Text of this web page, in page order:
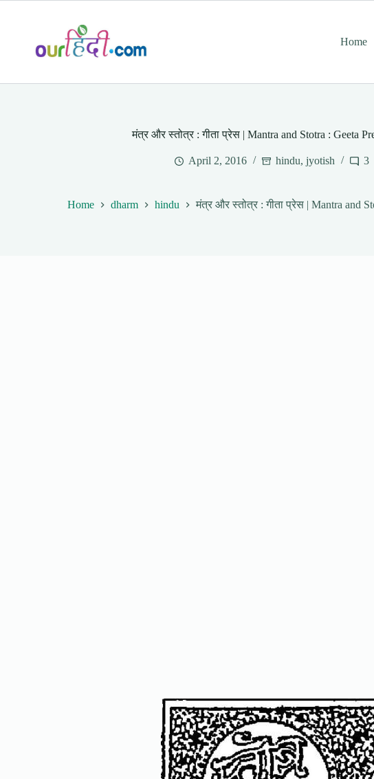
Home
मंत्र और स्तोत्र : गीता प्रेस | Mantra and Stotra : Geeta
April 2, 2016 hindu, jyotish 3
Home dharm hindu मंत्र और स्तोत्र : गीता प्रेस | Mantra and